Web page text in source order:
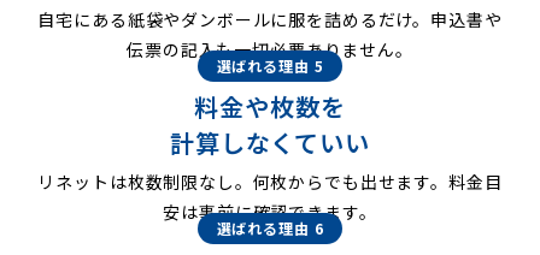
自宅にある紙袋やダンボールに服を詰めるだけ。申込書や
伝票の記入も一切必要ありません。
選ばれる理由 5
料金や枚数を
計算しなくていい
リネットは枚数制限なし。何枚からでも出せます。料金目
安は事前に確認できます。
選ばれる理由 6